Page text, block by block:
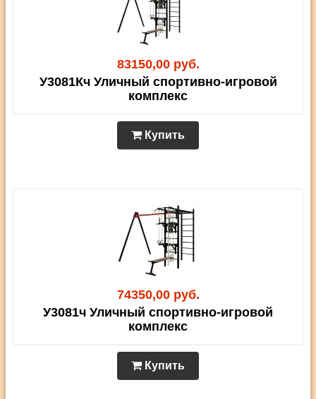
83150,00 руб.
У3081Кч Уличный спортивно-игровой
комплекс
Купить
74350,00 руб.
У3081ч Уличный спортивно-игровой
комплекс
Купить